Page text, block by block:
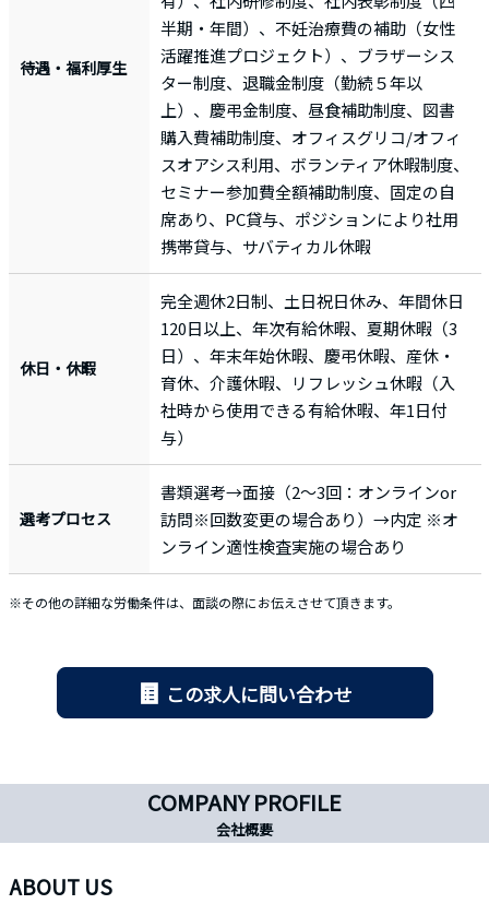
待遇・福利厚生
半期・年間）、不妊治療費の補助（女性
活躍推進プロジェクト）、ブラザーシス
ター制度、退職金制度（勤続５年以
上）、慶弔金制度、昼食補助制度、図書
購入費補助制度、オフィスグリコ/オフィ
スオアシス利用、ボランティア休暇制度、
セミナー参加費全額補助制度、固定の自
席あり、PC貸与、ポジションにより社用
携帯貸与、サバティカル休暇
休日・休暇
完全週休2日制、土日祝日休み、年間休日
120日以上、年次有給休暇、夏期休暇（3
日）、年末年始休暇、慶弔休暇、産休・
育休、介護休暇、リフレッシュ休暇（入
社時から使用できる有給休暇、年1日付
与）
選考プロセス
書類選考→面接（2～3回：オンラインor
訪問※回数変更の場合あり）→内定 ※オ
ンライン適性検査実施の場合あり
※その他の詳細な労働条件は、面談の際にお伝えさせて頂きます。
この求人に問い合わせ
COMPANY PROFILE
会社概要
ABOUT US